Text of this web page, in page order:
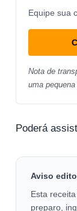
Equipe sua
Nota de
uma
Poderá
Aviso
Esta
preparo,